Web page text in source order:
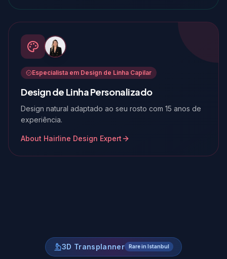
Especialista em Design de Linha Capilar
Design de Linha Personalizado
Design natural adaptado ao seu rosto com 15 anos de
experiência.
About Hairline Design Expert
3D Transplanner Rare in Istanbul